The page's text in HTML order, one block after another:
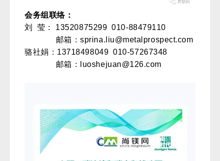
会务组联络：
刘 莹：
13520875299 010-88479110
邮箱：sprina.liu@metalprospect.com
骆社娟： 13718498049 010-57267348
邮箱：luoshejuan@126.com